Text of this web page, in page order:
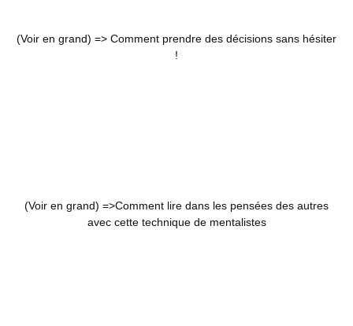
(Voir en grand) => Comment prendre des décisions sans hésiter
!
(Voir en grand) =>Comment lire dans les pensées des autres
avec cette technique de mentalistes